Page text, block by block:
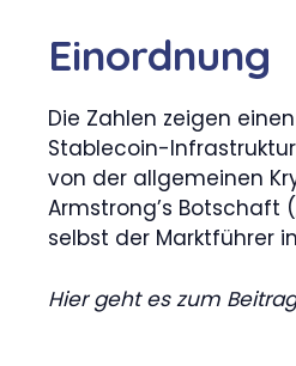
Einordnung
Die Zahlen zeigen
Stablecoin-
von der allgemeinen
Armstrong’s Botschaft
selbst der Marktführer
Hier geht es zum